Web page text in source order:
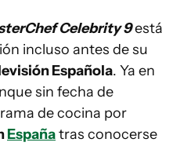
Celebrity 9está
incluso antes de su
Española. Ya en
sin fecha de
de cocina por
Españatras conocerse